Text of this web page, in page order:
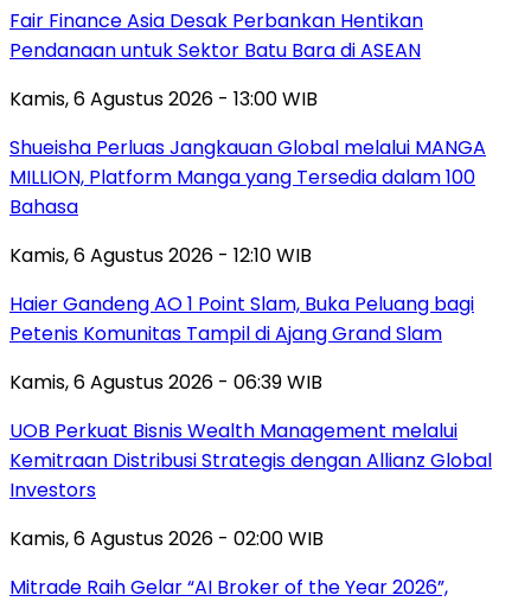
Fair Finance Asia Desak Perbankan Hentikan
Pendanaan untuk Sektor Batu Bara di ASEAN
Kamis, 6 Agustus 2026 - 13:00 WIB
Shueisha Perluas Jangkauan Global melalui MANGA
MILLION, Platform Manga yang Tersedia dalam 100
Bahasa
Kamis, 6 Agustus 2026 - 12:10 WIB
Haier Gandeng AO 1 Point Slam, Buka Peluang bagi
Petenis Komunitas Tampil di Ajang Grand Slam
Kamis, 6 Agustus 2026 - 06:39 WIB
UOB Perkuat Bisnis Wealth Management melalui
Kemitraan Distribusi Strategis dengan Allianz Global
Investors
Kamis, 6 Agustus 2026 - 02:00 WIB
Mitrade Raih Gelar “AI Broker of the Year 2026”,